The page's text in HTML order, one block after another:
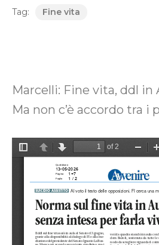
Tag: Fine vita
Marcelli: Fine vita, ddl in
Ma non c’è accordo tra i